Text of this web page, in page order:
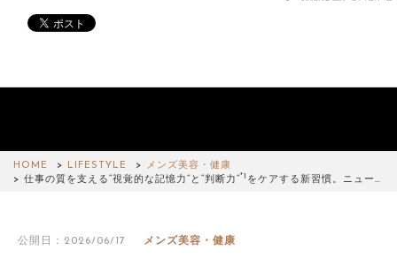
HOME LIFESTYLE
メンズ美容・健康
仕事の質を支える“視覚的な記憶力”と“判断力”*1 をケアする新習慣。ニュー…
公開日：2026/06/17 メンズ美容・健康